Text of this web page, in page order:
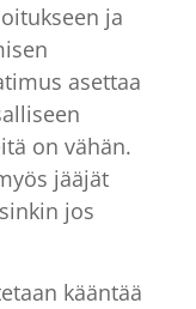
ja
asettaa
on vähän.
jääjät
jos
kääntää